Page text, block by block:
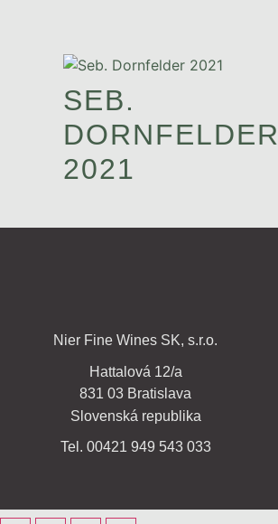
SEB.
DORNFELDER
2021
Nier Fine Wines SK, s.r.o.
Hattalová 12/a
831 03 Bratislava
Slovenská republika
Tel. 00421 949 543 033